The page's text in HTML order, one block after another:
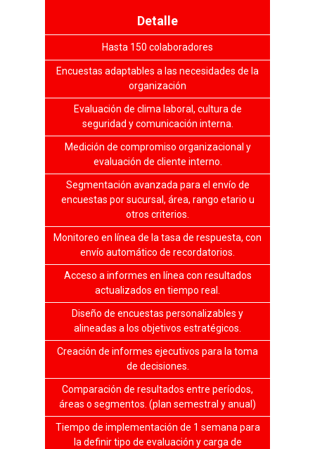
Detalle
Hasta 150 colaboradores
Encuestas adaptables a las necesidades de la
organización
Evaluación de clima laboral, cultura de
seguridad y comunicación interna.
Medición de compromiso organizacional y
evaluación de cliente interno.
Segmentación avanzada para el envío de
encuestas por sucursal, área, rango etario u
otros criterios.
Monitoreo en línea de la tasa de respuesta, con
envío automático de recordatorios.
Acceso a informes en línea con resultados
actualizados en tiempo real.
Diseño de encuestas personalizables y
alineadas a los objetivos estratégicos.
Creación de informes ejecutivos para la toma
de decisiones.
Comparación de resultados entre períodos,
áreas o segmentos. (plan semestral y anual)
Tiempo de implementación de 1 semana para
la definir tipo de evaluación y carga de